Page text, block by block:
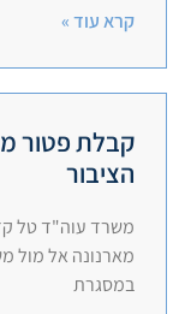
קרא עוד »
קבלת פטור
הציבור
משרד עוה"ד טל
מארנונה אל מול
במסגרת